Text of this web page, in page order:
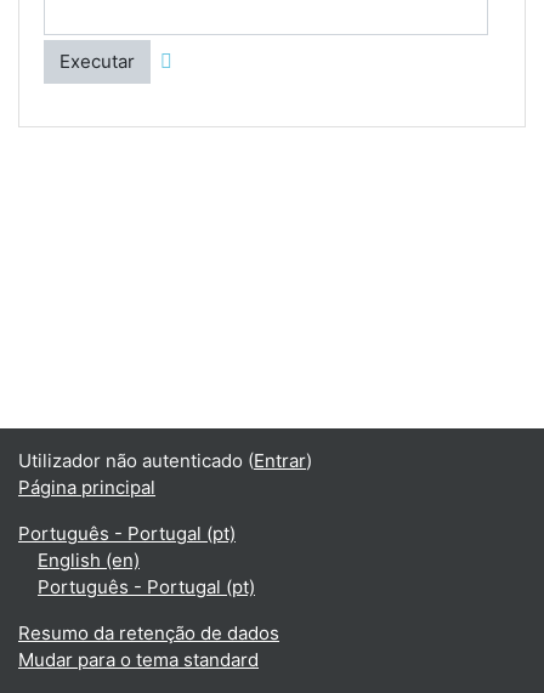
Executar
Utilizador não autenticado (Entrar)
Página principal
Português - Portugal ‎(pt)‎
English ‎(en)‎
Português - Portugal ‎(pt)‎
Resumo da retenção de dados
Mudar para o tema standard